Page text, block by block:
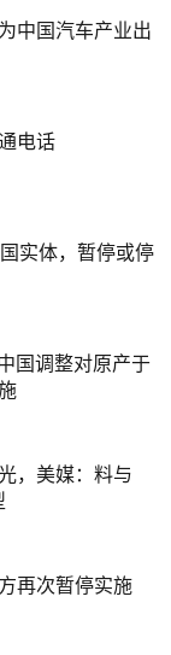
中国汽车产业出
电话
实体，暂停或停
国调整对原产于
，美媒：料与
再次暂停实施